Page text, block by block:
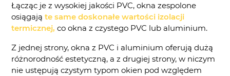
Łącząc je z wysokiej jakości PVC, okna zespolone
osiągają te same doskonałe wartości izolacji
termicznej, co okna z czystego PVC lub aluminium.
Z jednej strony, okna z PVC i aluminium oferują dużą
różnorodność estetyczną, a z drugiej strony, w niczym
nie ustępują czystym typom okien pod względem